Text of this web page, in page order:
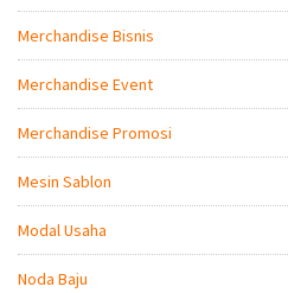
Merchandise Bisnis
Merchandise Event
Merchandise Promosi
Mesin Sablon
Modal Usaha
Noda Baju